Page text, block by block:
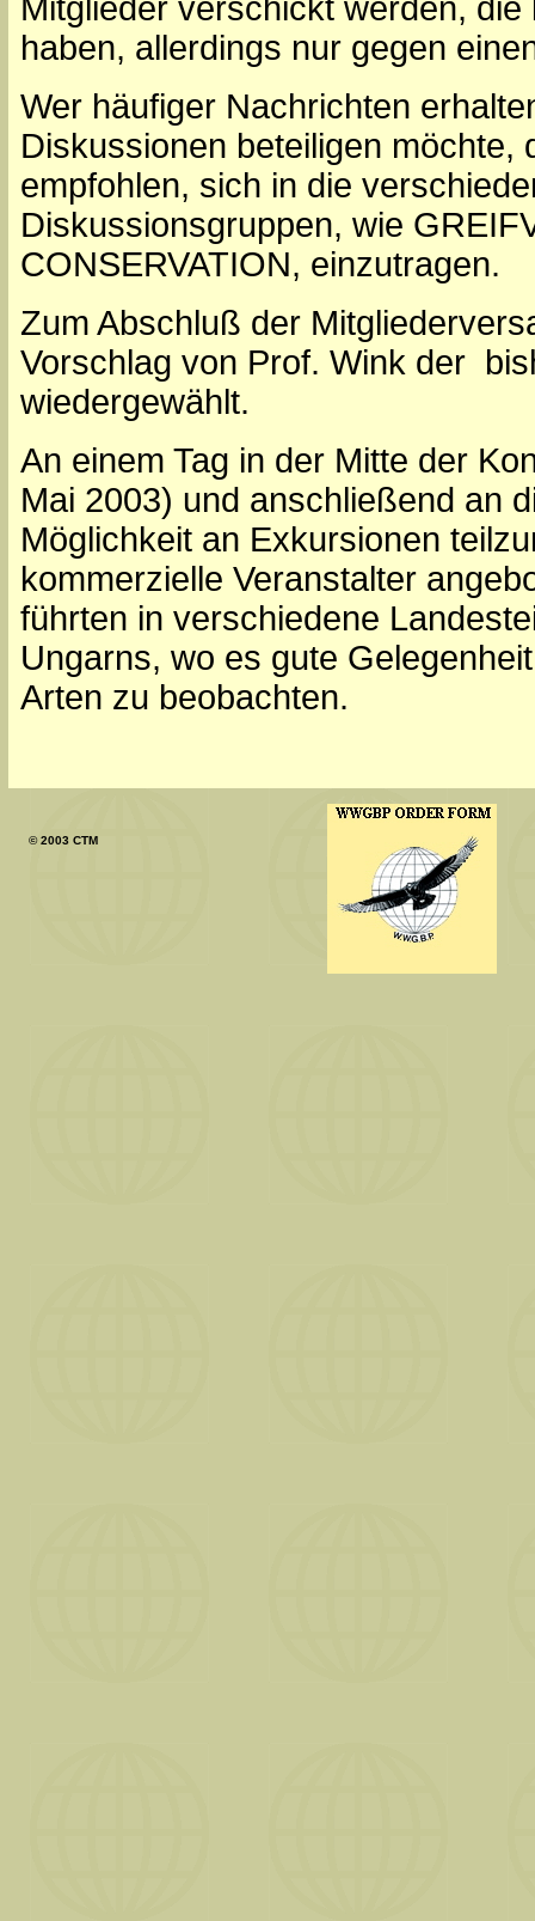
Mitglieder verschickt werden,
haben, allerdings nur gegen
Wer häufiger Nachrichten
Diskussionen beteiligen möchte,
empfohlen, sich in die
Diskussionsgruppen, wie
CONSERVATION, einzutragen.
Zum Abschluß der
Vorschlag von Prof. Wink der
wiedergewählt.
An einem Tag in der Mitte der
Mai 2003) und anschließend an
Möglichkeit an Exkursionen
kommerzielle Veranstalter
führten in verschiedene
Ungarns, wo es gute
Arten zu beobachten.
© 2003 CTM